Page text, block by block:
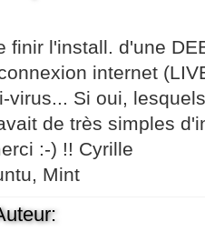
finir l'install. d'une
internet
virus... Si oui,
de très simples
:-) !! Cyrille
Mint